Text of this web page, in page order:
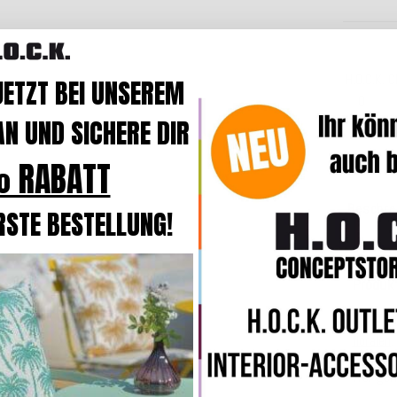
Wer
BEI UNSEREM
UND SICHERE DIR
BESTELLUNG!